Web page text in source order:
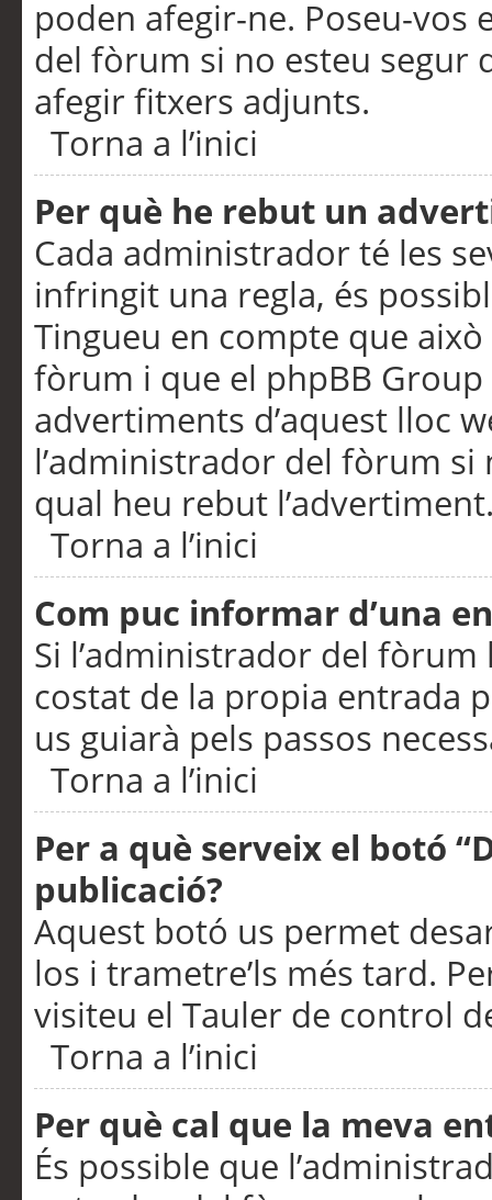
poden afegir-ne. Poseu-vos
del fòrum si no esteu segur
afegir fitxers adjunts.
Torna a l’inici
Per què he rebut un
Cada administrador té les
infringit una regla, és
Tingueu en compte que
fòrum i que el phpBB
advertiments d’aquest lloc
l’administrador del fòrum
qual heu rebut
Torna a l’inici
Com puc informar d’una
Si l’administrador del
costat de la propia entrada
us guiarà pels passos
Torna a l’inici
Per a què serveix el botó
publicació?
Aquest botó us permet
los i trametre’ls més tard.
visiteu el Tauler de control
Torna a l’inici
Per què cal que la meva
És possible que